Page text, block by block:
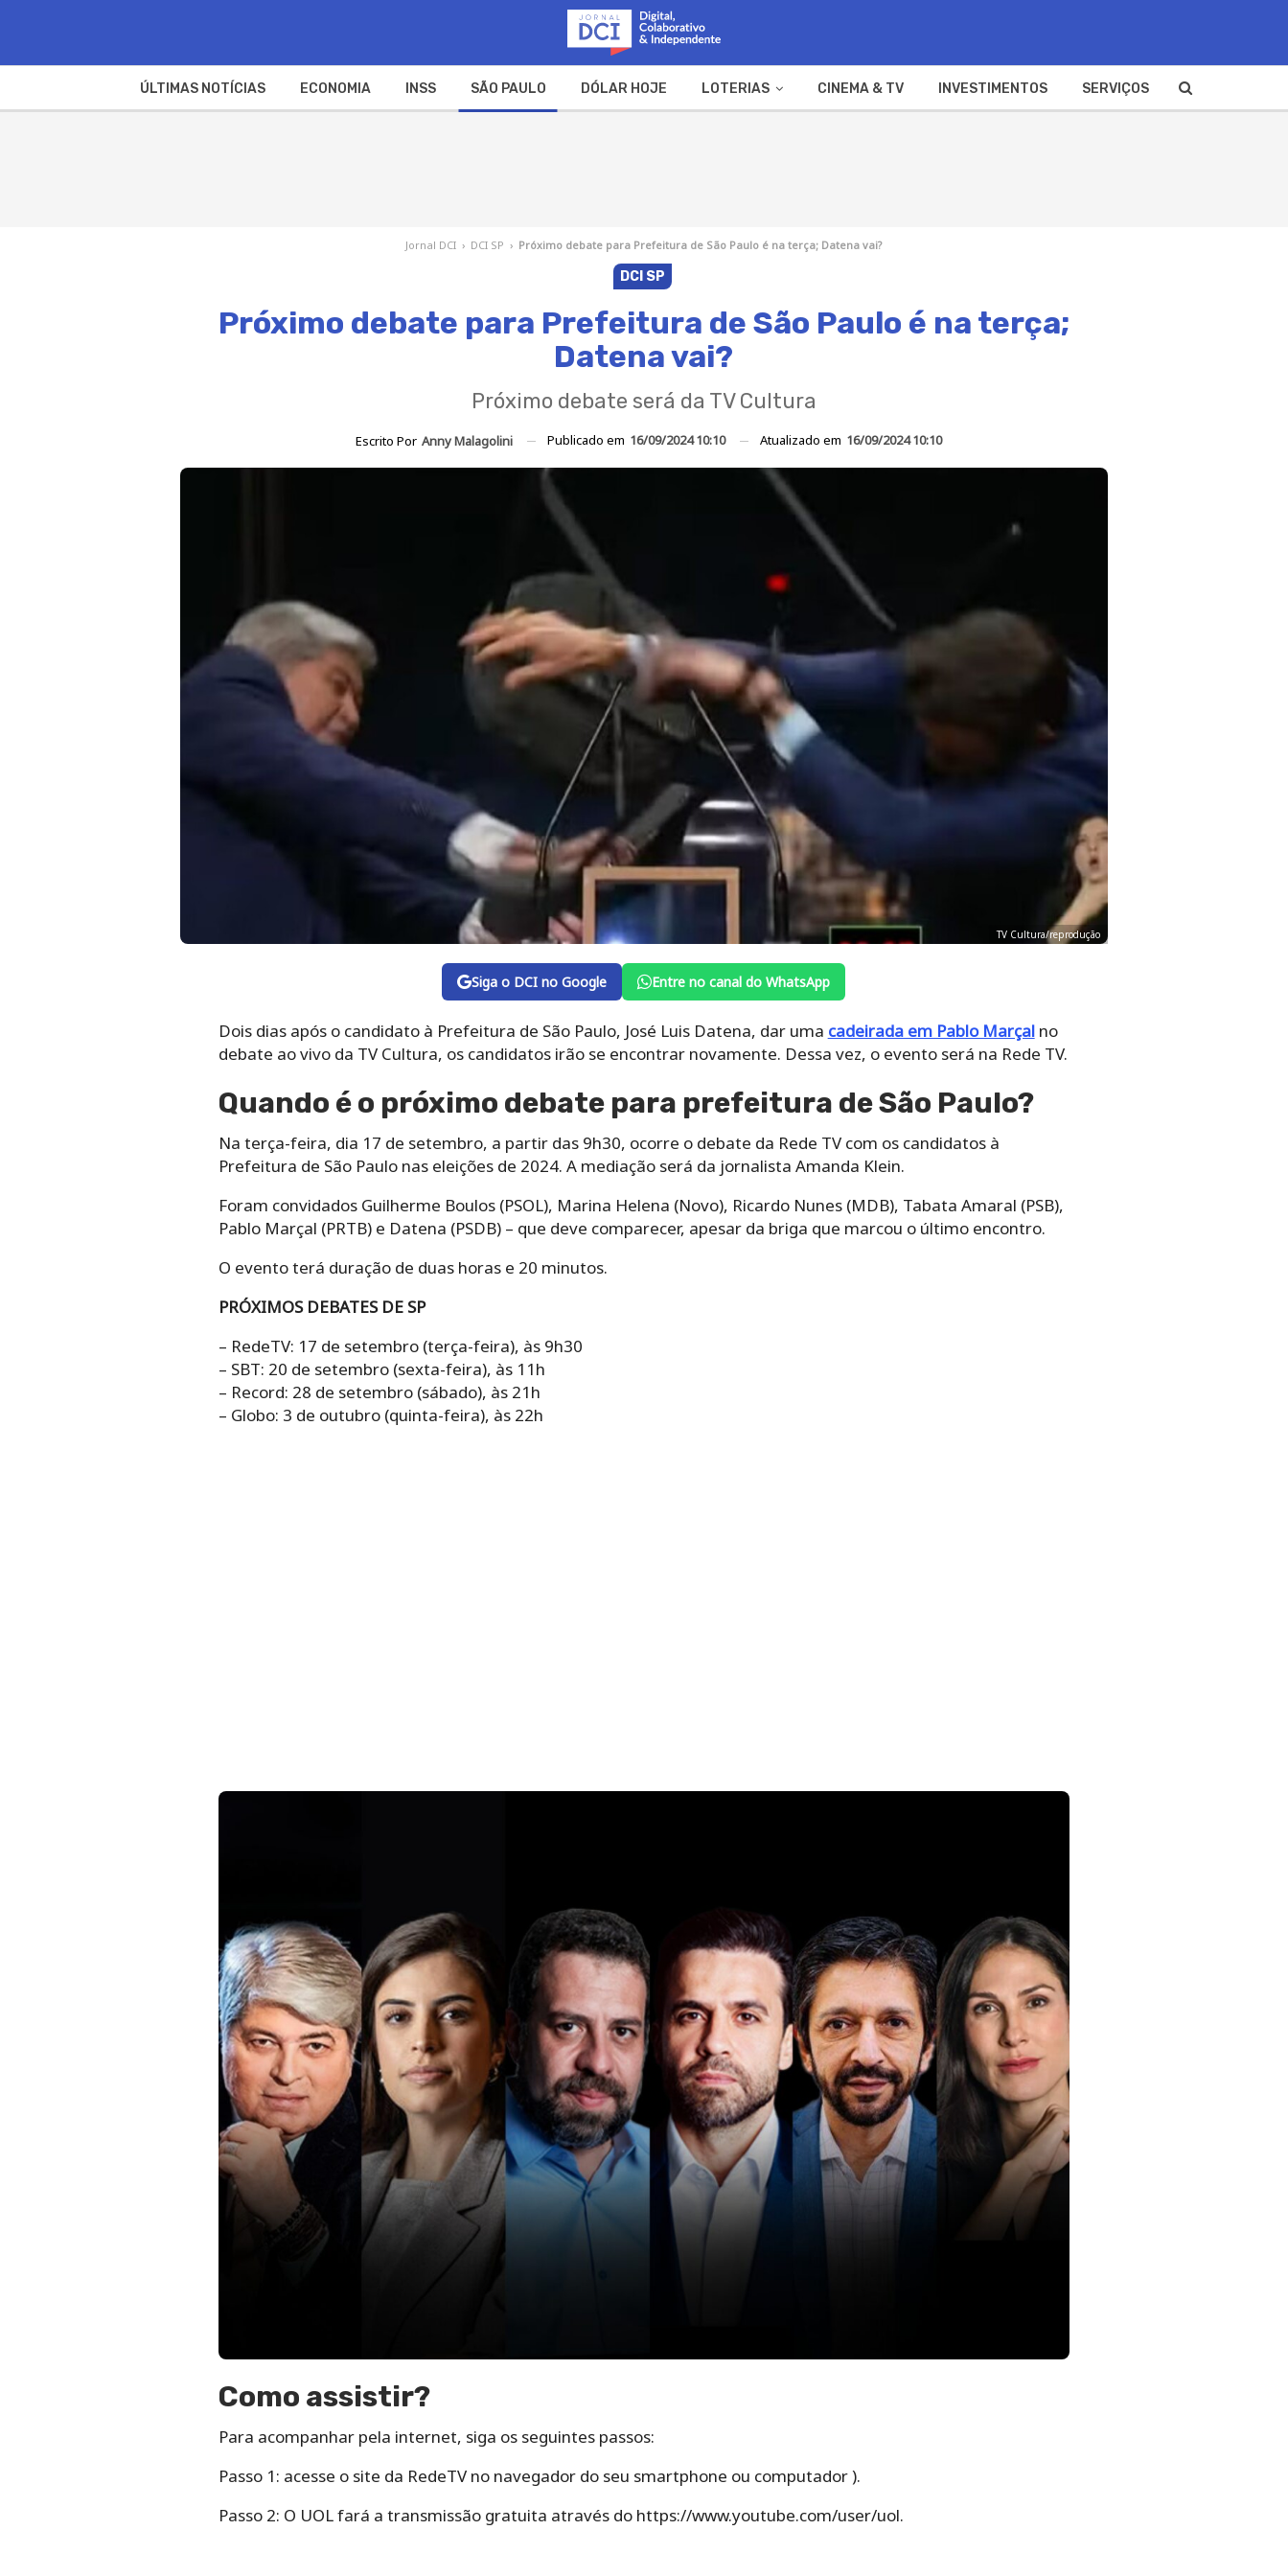
ÚLTIMAS NOTÍCIAS ECONOMIA INSS SÃO PAULO DÓLAR HOJE LOTERIAS CINEMA & TV INVESTIMENTOS SERVIÇOS
Jornal DCI › DCI SP › Próximo debate para Prefeitura de São Paulo é na terça; Datena vai?
DCI SP
Próximo debate para Prefeitura de São Paulo é na terça;
Datena vai?
Próximo debate será da TV Cultura
Escrito Por Anny Malagolini Publicado em 16/09/2024 10:10 Atualizado em 16/09/2024 10:10
TV Cultura/reprodução
Siga o DCI no Google Entre no canal do WhatsApp
Dois dias após o candidato à Prefeitura de São Paulo, José Luis Datena, dar uma cadeirada em Pablo Marçalno
debate ao vivo da TV Cultura, os candidatos irão se encontrar novamente. Dessa vez, o evento será na Rede TV.
Quando é o próximo debate para prefeitura de São Paulo?
Na terça-feira, dia 17 de setembro, a partir das 9h30, ocorre o debate da Rede TV com os candidatos à
Prefeitura de São Paulo nas eleições de 2024. A mediação será da jornalista Amanda Klein.
Foram convidados Guilherme Boulos (PSOL), Marina Helena (Novo), Ricardo Nunes (MDB), Tabata Amaral (PSB),
Pablo Marçal (PRTB) e Datena (PSDB) – que deve comparecer, apesar da briga que marcou o último encontro.
O evento terá duração de duas horas e 20 minutos.
PRÓXIMOS DEBATES DE SP
– RedeTV: 17 de setembro (terça-feira), às 9h30
– SBT: 20 de setembro (sexta-feira), às 11h
– Record: 28 de setembro (sábado), às 21h
– Globo: 3 de outubro (quinta-feira), às 22h
Como assistir?
Para acompanhar pela internet, siga os seguintes passos:
Passo 1: acesse o site da RedeTV no navegador do seu smartphone ou computador ).
Passo 2: O UOL fará a transmissão gratuita através do https://www.youtube.com/user/uol.